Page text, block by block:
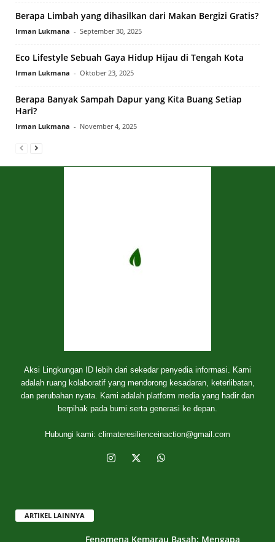
Berapa Limbah yang dihasilkan dari Makan Bergizi Gratis?
Irman Lukmana - September 30, 2025
Eco Lifestyle Sebuah Gaya Hidup Hijau di Tengah Kota
Irman Lukmana - Oktober 23, 2025
Berapa Banyak Sampah Dapur yang Kita Buang Setiap
Hari?
Irman Lukmana - November 4, 2025
Aksi Lingkungan ID lebih dari sekedar penyedia informasi. Kami
adalah ruang kolaboratif yang mendorong kesadaran, keterlibatan,
dan perubahan nyata. Kami adalah platform media yang hadir dan
berpihak pada bumi serta generasi ke depan.
Hubungi kami: climateresilienceinaction@gmail.com
ARTIKEL LAINNYA
Fenomena Kemarau Basah: Mengapa